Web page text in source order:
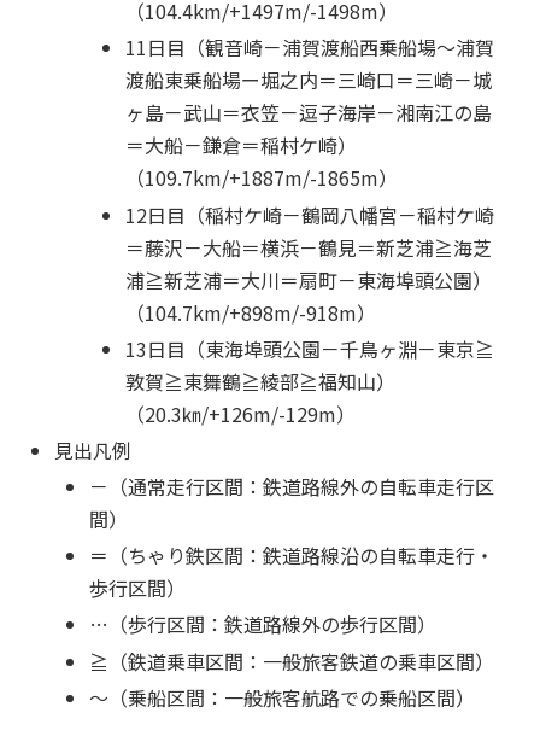
（104.4km/+1497m/-1498m）
11日目（観音崎－浦賀渡船西乗船場～浦賀
渡船東乗船場ー堀之内＝三崎口＝三崎－城
ヶ島－武山＝衣笠－逗子海岸－湘南江の島
＝大船－鎌倉＝稲村ケ崎）
（109.7km/+1887m/-1865m）
12日目（稲村ケ崎－鶴岡八幡宮－稲村ケ崎
＝藤沢－大船＝横浜－鶴見＝新芝浦≧海芝
浦≧新芝浦＝大川＝扇町－東海埠頭公園）
（104.7km/+898m/-918m）
13日目（東海埠頭公園－千鳥ヶ淵－東京≧
敦賀≧東舞鶴≧綾部≧福知山）
（20.3㎞/+126m/-129m）
見出凡例
－（通常走行区間：鉄道路線外の自転車走行区
間）
＝（ちゃり鉄区間：鉄道路線沿の自転車走行・
歩行区間）
…（歩行区間：鉄道路線外の歩行区間）
≧（鉄道乗車区間：一般旅客鉄道の乗車区間）
～（乗船区間：一般旅客航路での乗船区間）